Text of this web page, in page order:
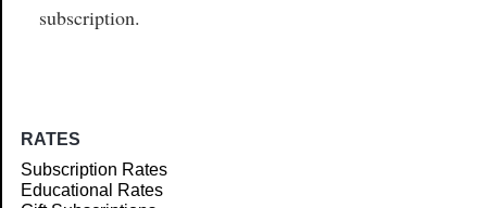
subscription.
RATES
Subscription Rates
Educational Rates